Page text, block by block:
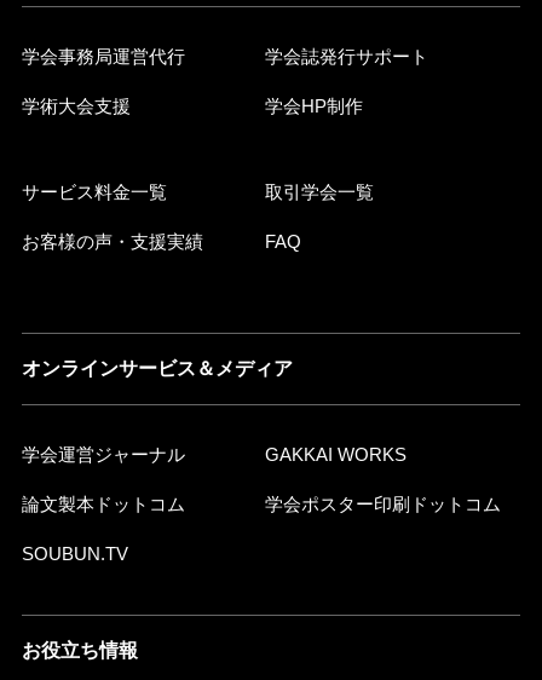
学会事務局運営代行 学会誌発行サポート
学術大会支援 学会HP制作
サービス料金一覧 取引学会一覧
お客様の声・支援実績 FAQ
オンラインサービス＆メディア
学会運営ジャーナル GAKKAI WORKS
論文製本ドットコム 学会ポスター印刷ドットコム
SOUBUN.TV
お役立ち情報